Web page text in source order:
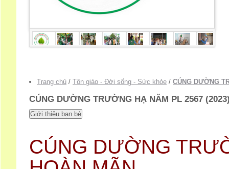
Trang chủ / Tôn giáo - Đời sống - Sức khỏe / CÚNG DƯỜNG
CÚNG DƯỜNG TRƯỜNG HẠ NĂM PL 2567
CÚNG DƯỜNG